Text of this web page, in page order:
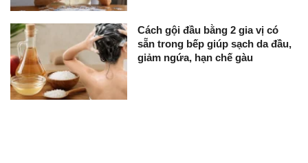
Cách gội đầu bằng 2 gia vị có
sẵn trong bếp giúp sạch da đầu,
giảm ngứa, hạn chế gàu